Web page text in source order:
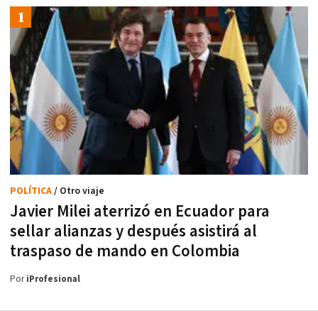
Javier Milei aterrizó en Ecuador para
sellar alianzas y después asistirá al
traspaso de mando en Colombia
POLÍTICA/ Otro viaje
PoriProfesional